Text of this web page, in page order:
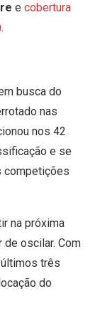
e cobertura
.
busca do
nas
nos 42
e se
competições
na próxima
de oscilar. Com
três
do